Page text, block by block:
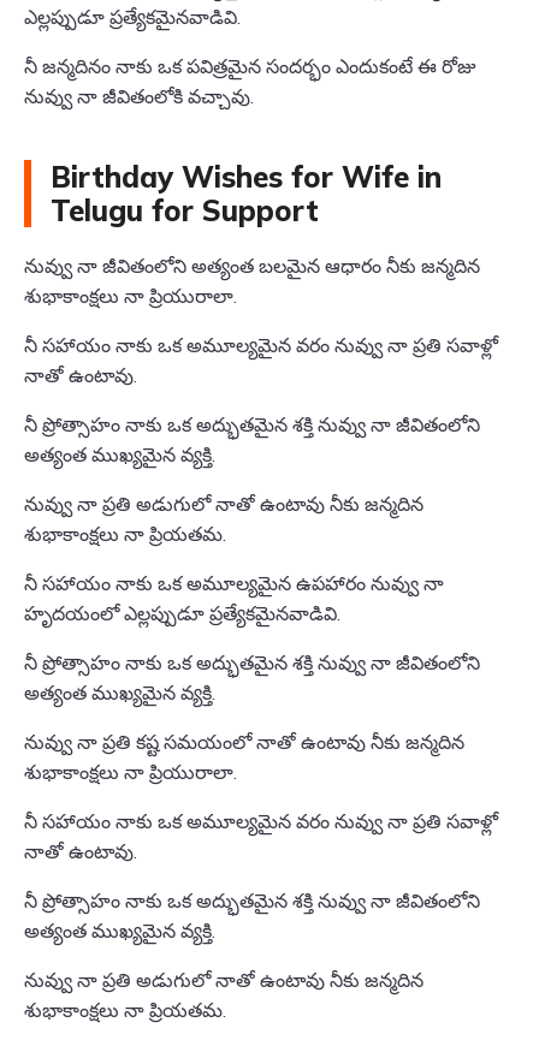
ఎల్లప్పుడూ ప్రత్యేకమైనవాడివి.
నీ జన్మదినం నాకు ఒక పవిత్రమైన సందర్భం ఎందుకంటే ఈ రోజు
నువ్వు నా జీవితంలోకి వచ్చావు.
Birthday Wishes for Wife in
Telugu for Support
నువ్వు నా జీవితంలోని అత్యంత బలమైన ఆధారం నీకు జన్మదిన
శుభాకాంక్షలు నా ప్రియురాలా.
నీ సహాయం నాకు ఒక అమూల్యమైన వరం నువ్వు నా ప్రతి సవాళ్లో
నాతో ఉంటావు.
నీ ప్రోత్సాహం నాకు ఒక అద్భుతమైన శక్తి నువ్వు నా జీవితంలోని
అత్యంత ముఖ్యమైన వ్యక్తి.
నువ్వు నా ప్రతి అడుగులో నాతో ఉంటావు నీకు జన్మదిన
శుభాకాంక్షలు నా ప్రియతమ.
నీ సహాయం నాకు ఒక అమూల్యమైన ఉపహారం నువ్వు నా
హృదయంలో ఎల్లప్పుడూ ప్రత్యేకమైనవాడివి.
నీ ప్రోత్సాహం నాకు ఒక అద్భుతమైన శక్తి నువ్వు నా జీవితంలోని
అత్యంత ముఖ్యమైన వ్యక్తి.
నువ్వు నా ప్రతి కష్ట సమయంలో నాతో ఉంటావు నీకు జన్మదిన
శుభాకాంక్షలు నా ప్రియురాలా.
నీ సహాయం నాకు ఒక అమూల్యమైన వరం నువ్వు నా ప్రతి సవాళ్లో
నాతో ఉంటావు.
నీ ప్రోత్సాహం నాకు ఒక అద్భుతమైన శక్తి నువ్వు నా జీవితంలోని
అత్యంత ముఖ్యమైన వ్యక్తి.
నువ్వు నా ప్రతి అడుగులో నాతో ఉంటావు నీకు జన్మదిన
శుభాకాంక్షలు నా ప్రియతమ.